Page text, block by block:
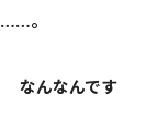
。
なんなんです